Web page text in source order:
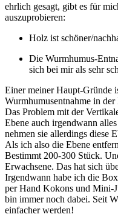
ehrlich gesagt, gibt es für
auszuprobieren:
Holz ist schöner/
Die Wurmhumus-
sich bei mir als sehr
Einer meiner Haupt-Gründe
Wurmhumusentnahme in
Das Problem mit der
Ebene auch irgendwann
nehmen sie allerdings diese
Als ich also die Ebene
Bestimmt 200-300 Stück.
Erwachsene. Das hat sich
Irgendwann habe ich die
per Hand Kokons und Mini-
bin immer noch dabei. Seit
einfacher werden!